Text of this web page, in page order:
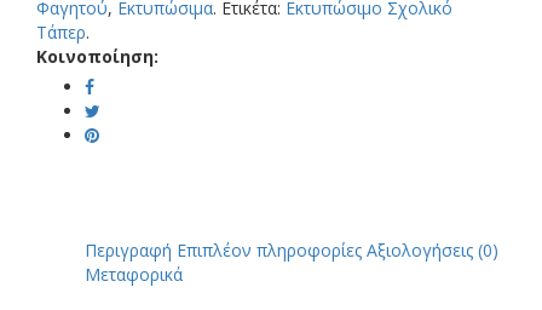
ποσότητα
Φαγητού, Εκτυπώσιμα. Ετικέτα: Εκτυπώσιμο Σχολικό
Τάπερ.
Κοινοποίηση:
Περιγραφή Επιπλέον πληροφορίες Αξιολογήσεις (0)
Μεταφορικά